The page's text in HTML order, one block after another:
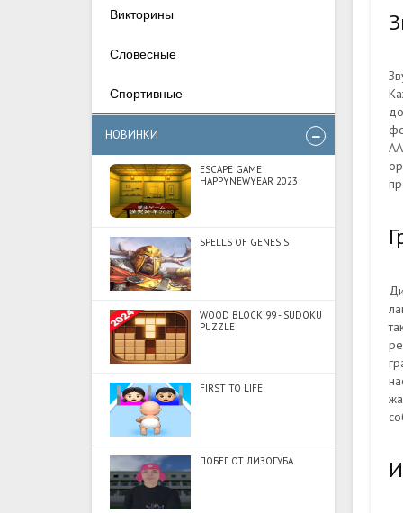
Викторины
Словесные
Спортивные
НОВИНКИ
ESCAPE GAME
HAPPYNEWYEAR 2023
SPELLS OF GENESIS
WOOD BLOCK 99 - SUDOKU
PUZZLE
FIRST TO LIFE
ПОБЕГ ОТ ЛИЗОГУБА